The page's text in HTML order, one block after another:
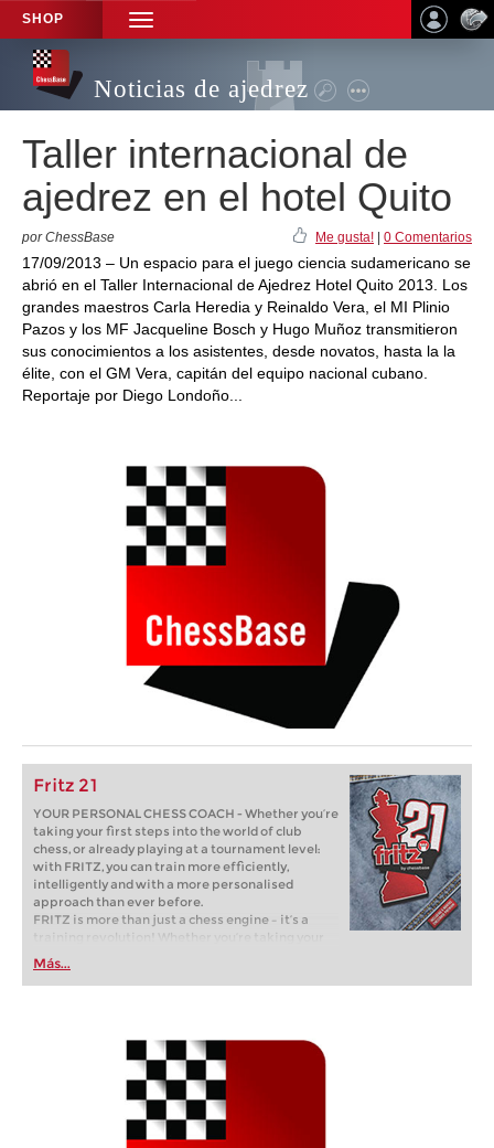
SHOP
TOGGLE
NAVIGATION
Noticias de ajedrez
Taller internacional de
ajedrez en el hotel Quito
por ChessBase Me gusta! 0 Comentarios
17/09/2013 – Un espacio para el juego ciencia sudamericano se
abrió en el Taller Internacional de Ajedrez Hotel Quito 2013. Los
grandes maestros Carla Heredia y Reinaldo Vera, el MI Plinio
Pazos y los MF Jacqueline Bosch y Hugo Muñoz transmitieron
sus conocimientos a los asistentes, desde novatos, hasta la la
élite, con el GM Vera, capitán del equipo nacional cubano.
Reportaje por Diego Londoño...
Fritz 21
YOUR PERSONAL CHESS COACH - Whether you’re
taking your first steps into the world of club
chess, or already playing at a tournament level:
with FRITZ, you can train more efficiently,
intelligently and with a more personalised
approach than ever before.
FRITZ is more than just a chess engine – it’s a
training revolution! Whether you’re taking your
first steps into the world of club chess, or already
playing at a tournament level: with FRITZ, you can
train more efficiently, intelligently and with a
Más...